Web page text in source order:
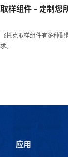
取样组件 - 定制您
飞托克取样组件有多种配
求。
应用